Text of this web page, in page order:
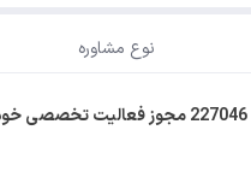
نوع مشاوره